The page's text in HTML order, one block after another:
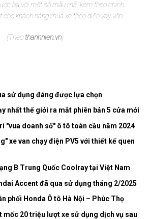
bạ với một số mẫu mã, kèm theo chính
khách hàng mua xe theo diện vay vốn.
(Theo thanhnien.vn
sử dụng đáng được lựa chọn
nhất thế giới ra mắt phiên bản 5 cửa mới
"vua doanh số" ô tô toàn cầu năm 2024
xe van chạy điện PV5 với thiết kế quen
B Trung Quốc Coolray tại Việt Nam
Accent đã qua sử dụng tháng 2/2025
phối Honda Ô tô Hà Nội – Phúc Thọ
mốc 20 triệu lượt xe sử dụng dịch vụ sau